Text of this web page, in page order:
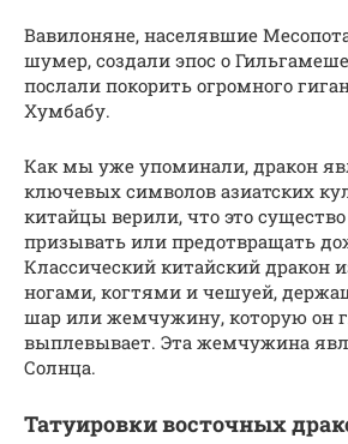
Вавилоняне, населявшие
шумер, создали эпос о
послали покорить огромного
Хумбабу.
Как мы уже упоминали, дракон
ключевых символов азиатских
китайцы верили, что это
призывать или предотвращать
Классический китайский дракон
ногами, когтями и чешуей,
шар или жемчужину, которую он
выплевывает. Эта жемчужина
Солнца.
Татуировки восточных